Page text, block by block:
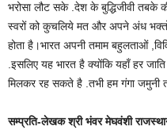
भरोसा लौट सके .देश के बुद्धिजीवी तबके
स्वरों को कुचलिये मत और अपने अंध भक्तों
होता है।भारत अपनी तमाम बहुलताओं
.इसलिए यह भारत है क्योंकि यहाँ हर
मिलकर रह सकते है .तभी हम गंगा जमुनी
सम्प्रति-लेखक श्री भंवर मेघवंशी